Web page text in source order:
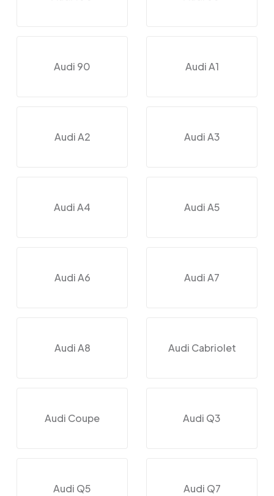
Audi 90 Audi A1
Audi A2 Audi A3
Audi A4 Audi A5
Audi A6 Audi A7
Audi A8 Audi Cabriolet
Audi Coupe Audi Q3
Audi Q5 Audi Q7